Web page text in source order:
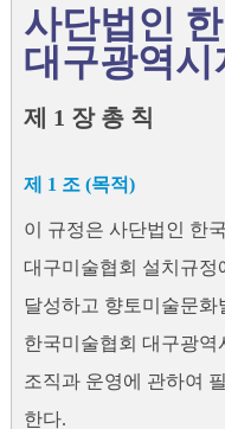
사단법인
대구광역시
제 1 장 총 칙
제 1 조 (목적)
이 규정은 사단법인 한
대구미술협회 설치규정
달성하고 향토미술문화
한국미술협회 대구광역
조직과 운영에 관하여
한다.